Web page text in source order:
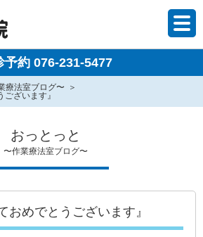
予約 076-231-5477
療法室ブログ〜
ございます』
おっとっと
〜作業療法室ブログ〜
おめでとうございます』